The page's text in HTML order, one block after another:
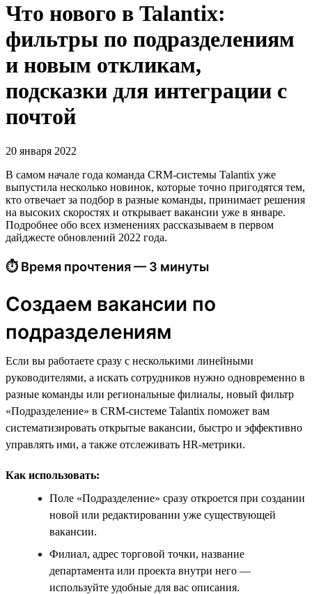
Что нового в Talantix:
фильтры по подразделениям
и новым откликам,
подсказки для интеграции с
почтой
20 января 2022
В самом начале года команда CRM-системы Talantix уже
выпустила несколько новинок, которые точно пригодятся тем,
кто отвечает за подбор в разные команды, принимает решения
на высоких скоростях и открывает вакансии уже в январе.
Подробнее обо всех изменениях рассказываем в первом
дайджесте обновлений 2022 года.
⏱ Время прочтения — 3 минуты
Создаем вакансии по
подразделениям
Если вы работаете сразу с несколькими линейными
руководителями, а искать сотрудников нужно одновременно в
разные команды или региональные филиалы, новый фильтр
«Подразделение» в CRM-системе Talantix поможет вам
систематизировать открытые вакансии, быстро и эффективно
управлять ими, а также отслеживать HR-метрики.
Как использовать:
Поле «Подразделение» сразу откроется при создании
новой или редактировании уже существующей
вакансии.
Филиал, адрес торговой точки, название
департамента или проекта внутри него —
используйте удобные для вас описания.